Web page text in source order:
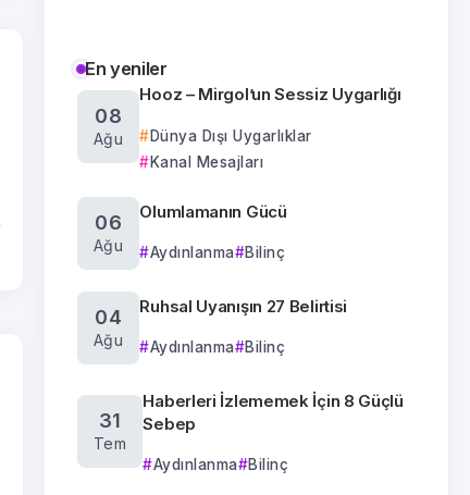
En yeniler
08
Ağu
Hooz – Mirgol’un Sessiz Uygarlığı
Dünya Dışı Uygarlıklar
Kanal Mesajları
06
Ağu
Olumlamanın Gücü
Aydınlanma Bilinç
04
Ağu
Ruhsal Uyanışın 27 Belirtisi
Aydınlanma Bilinç
31
Tem
Haberleri İzlememek İçin 8 Güçlü
Sebep
Aydınlanma Bilinç